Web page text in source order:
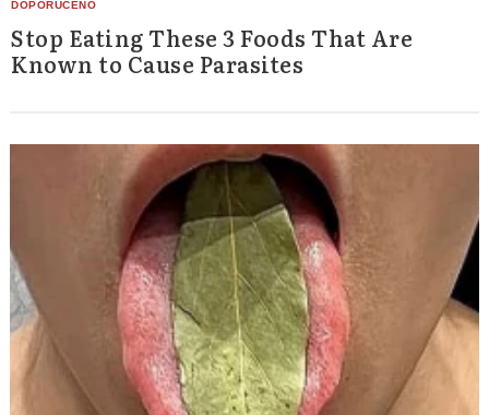
Stop Eating These 3 Foods That Are
Known to Cause Parasites